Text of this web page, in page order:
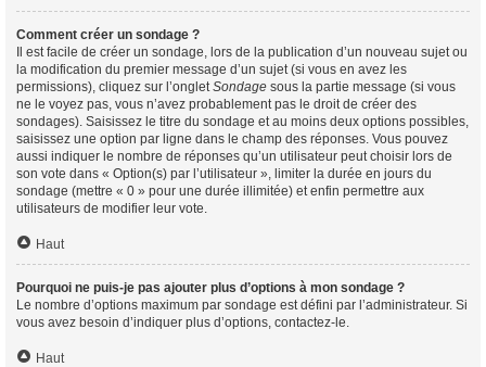
Comment créer un sondage ?
Il est facile de créer un sondage, lors de la publication d’un nouveau sujet ou
la modification du premier message d’un sujet (si vous en avez les
permissions), cliquez sur l’ongletSondage sous la partie message (si vous
ne le voyez pas, vous n’avez probablement pas le droit de créer des
sondages). Saisissez le titre du sondage et au moins deux options possibles,
saisissez une option par ligne dans le champ des réponses. Vous pouvez
aussi indiquer le nombre de réponses qu’un utilisateur peut choisir lors de
son vote dans « Option(s) par l’utilisateur », limiter la durée en jours du
sondage (mettre « 0 » pour une durée illimitée) et enfin permettre aux
utilisateurs de modifier leur vote.
Haut
Pourquoi ne puis-je pas ajouter plus d’options à mon sondage ?
Le nombre d’options maximum par sondage est défini par l’administrateur. Si
vous avez besoin d’indiquer plus d’options, contactez-le.
Haut